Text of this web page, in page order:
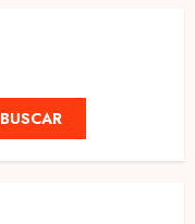
BUSCAR